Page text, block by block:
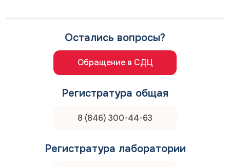
Остались вопросы?
Обращение в СДЦ
Регистратура общая
8 (846) 300-44-63
Регистратура лаборатории